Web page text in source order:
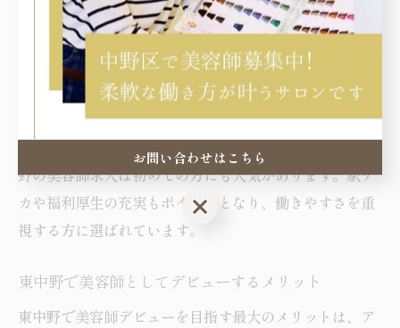
す。実際、教育カリキュラムが整ったサロンや、先輩ス
タッフによるマンツーマン指導を取り入れている店舗も
少なくありません。
こうした体制により、未経験からでも着実にスキルアッ
プし、長く働き続けられる環境が整っているため、東中
野の美容師求人は初めての方にも人気があります。駅チ
カや福利厚生の充実もポイントとなり、働きやすさを重
視する方に選ばれています。
東中野で美容師としてデビューするメリット
東中野で美容師デビューを目指す最大のメリットは、ア
お問い合わせはこちら
お問い合わせはこちら